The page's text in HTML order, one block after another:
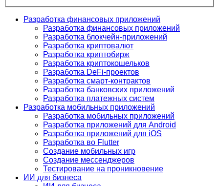
Разработка финансовых приложений
Разработка финансовых приложений
Разработка блокчейн-приложений
Разработка криптовалют
Разработка криптобирж
Разработка криптокошельков
Разработка DeFi-проектов
Разработка смарт-контрактов
Разработка банковских приложений
Разработка платежных систем
Разработка мобильных приложений
Разработка мобильных приложений
Разработка приложений для Android
Разработка приложений для iOS
Разработка во Flutter
Создание мобильных игр
Создание мессенджеров
Тестирование на проникновение
ИИ для бизнеса